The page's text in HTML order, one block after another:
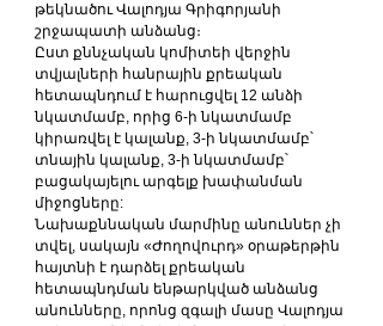
թեկնածու Վալոդյա Գրիգորյանի
շրջապատի անձանց։
Ըստ քննչական կոմիտեի վերջին
տվյալների հանրային քրեական
հետապնդում է հարուցվել 12 անձի
նկատմամբ, որից 6-ի նկատմամբ
կիրառվել է կալանք, 3-ի նկատմամբ՝
տնային կալանք, 3-ի նկատմամբ՝
բացակայելու արգելք խափանման
միջոցները:
Նախաքննական մարմինը անուններ չի
տվել, սակայն «Ժողովուրդ» օրաթերթին
հայտնի է դարձել քրեական
հետապնդման ենթարկված անձանց
անունները, որոնց զգալի մասը Վալոդյա